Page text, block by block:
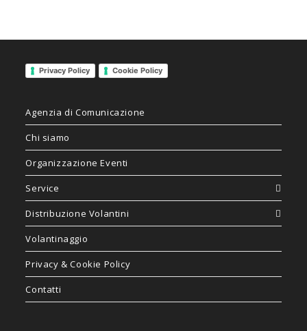
Privacy Policy Cookie Policy
Agenzia di Comunicazione
Chi siamo
Organizzazione Eventi
Service
Distribuzione Volantini
Volantinaggio
Privacy & Cookie Policy
Contatti